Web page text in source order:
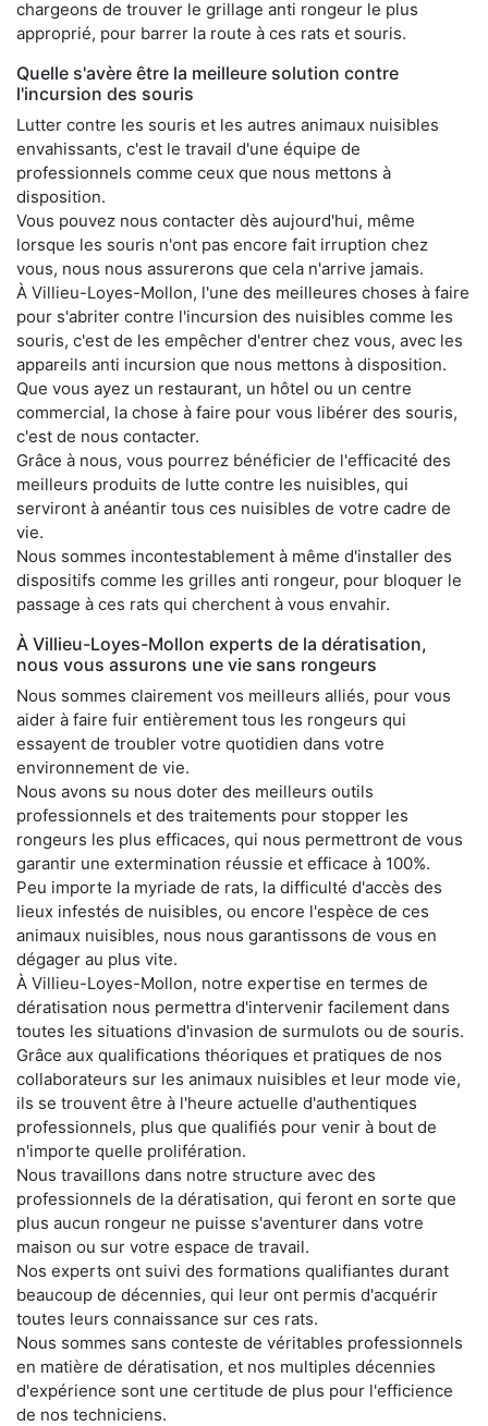
chargeons de trouver le grillage anti rongeur le plus
approprié, pour barrer la route à ces rats et souris.
Quelle s'avère être la meilleure solution contre
l'incursion des souris
Lutter contre les souris et les autres animaux nuisibles
envahissants, c'est le travail d'une équipe de
professionnels comme ceux que nous mettons à
disposition.
Vous pouvez nous contacter dès aujourd'hui, même
lorsque les souris n'ont pas encore fait irruption chez
vous, nous nous assurerons que cela n'arrive jamais.
À Villieu-Loyes-Mollon, l'une des meilleures choses à faire
pour s'abriter contre l'incursion des nuisibles comme les
souris, c'est de les empêcher d'entrer chez vous, avec les
appareils anti incursion que nous mettons à disposition.
Que vous ayez un restaurant, un hôtel ou un centre
commercial, la chose à faire pour vous libérer des souris,
c'est de nous contacter.
Grâce à nous, vous pourrez bénéficier de l'efficacité des
meilleurs produits de lutte contre les nuisibles, qui
serviront à anéantir tous ces nuisibles de votre cadre de
vie.
Nous sommes incontestablement à même d'installer des
dispositifs comme les grilles anti rongeur, pour bloquer le
passage à ces rats qui cherchent à vous envahir.
À Villieu-Loyes-Mollon experts de la dératisation,
nous vous assurons une vie sans rongeurs
Nous sommes clairement vos meilleurs alliés, pour vous
aider à faire fuir entièrement tous les rongeurs qui
essayent de troubler votre quotidien dans votre
environnement de vie.
Nous avons su nous doter des meilleurs outils
professionnels et des traitements pour stopper les
rongeurs les plus efficaces, qui nous permettront de vous
garantir une extermination réussie et efficace à 100%.
Peu importe la myriade de rats, la difficulté d'accès des
lieux infestés de nuisibles, ou encore l'espèce de ces
animaux nuisibles, nous nous garantissons de vous en
dégager au plus vite.
À Villieu-Loyes-Mollon, notre expertise en termes de
dératisation nous permettra d'intervenir facilement dans
toutes les situations d'invasion de surmulots ou de souris.
Grâce aux qualifications théoriques et pratiques de nos
collaborateurs sur les animaux nuisibles et leur mode vie,
ils se trouvent être à l'heure actuelle d'authentiques
professionnels, plus que qualifiés pour venir à bout de
n'importe quelle prolifération.
Nous travaillons dans notre structure avec des
professionnels de la dératisation, qui feront en sorte que
plus aucun rongeur ne puisse s'aventurer dans votre
maison ou sur votre espace de travail.
Nos experts ont suivi des formations qualifiantes durant
beaucoup de décennies, qui leur ont permis d'acquérir
toutes leurs connaissance sur ces rats.
Nous sommes sans conteste de véritables professionnels
en matière de dératisation, et nos multiples décennies
d'expérience sont une certitude de plus pour l'efficience
de nos techniciens.